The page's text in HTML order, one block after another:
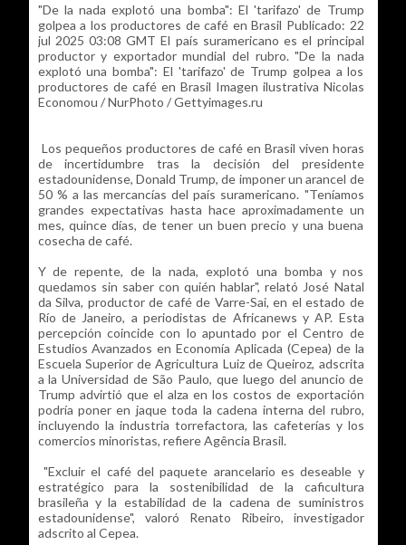
"De la nada explotó una bomba": El 'tarifazo' de Trump
golpea a los productores de café en Brasil Publicado: 22
jul 2025 03:08 GMT El país suramericano es el principal
productor y exportador mundial del rubro. "De la nada
explotó una bomba": El 'tarifazo' de Trump golpea a los
productores de café en Brasil Imagen ilustrativa Nicolas
Economou / NurPhoto / Gettyimages.ru
Los pequeños productores de café en Brasil viven horas
de incertidumbre tras la decisión del presidente
estadounidense, Donald Trump, de imponer un arancel de
50 % a las mercancías del país suramericano. "Teníamos
grandes expectativas hasta hace aproximadamente un
mes, quince días, de tener un buen precio y una buena
cosecha de café.
Y de repente, de la nada, explotó una bomba y nos
quedamos sin saber con quién hablar", relató José Natal
da Silva, productor de café de Varre-Sai, en el estado de
Río de Janeiro, a periodistas de Africanews y AP. Esta
percepción coincide con lo apuntado por el Centro de
Estudios Avanzados en Economía Aplicada (Cepea) de la
Escuela Superior de Agricultura Luiz de Queiroz, adscrita
a la Universidad de São Paulo, que luego del anuncio de
Trump advirtió que el alza en los costos de exportación
podría poner en jaque toda la cadena interna del rubro,
incluyendo la industria torrefactora, las cafeterías y los
comercios minoristas, refiere Agência Brasil.
"Excluir el café del paquete arancelario es deseable y
estratégico para la sostenibilidad de la caficultura
brasileña y la estabilidad de la cadena de suministros
estadounidense", valoró Renato Ribeiro, investigador
adscrito al Cepea.